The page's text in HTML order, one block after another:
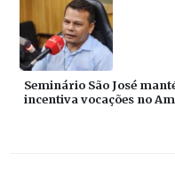
Seminário São José
incentiva vocações no